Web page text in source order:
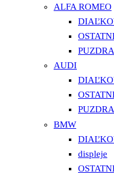
ALFA ROMEO
PUZDRA
AUDI
PUZDRA
BMW
displeje